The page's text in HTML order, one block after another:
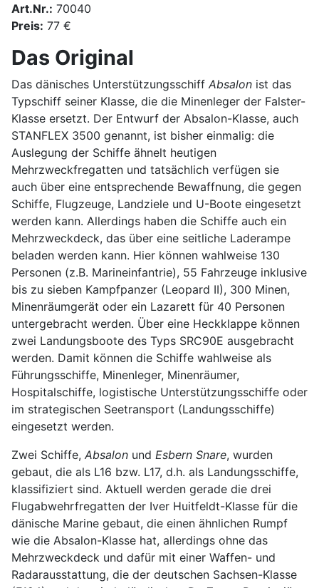
Art.Nr.: 70040
Preis: 77 €
Das Original
Das dänisches Unterstützungsschiff Absalon ist das
Typschiff seiner Klasse, die die Minenleger der Falster-
Klasse ersetzt. Der Entwurf der Absalon-Klasse, auch
STANFLEX 3500 genannt, ist bisher einmalig: die
Auslegung der Schiffe ähnelt heutigen
Mehrzweckfregatten und tatsächlich verfügen sie
auch über eine entsprechende Bewaffnung, die gegen
Schiffe, Flugzeuge, Landziele und U-Boote eingesetzt
werden kann. Allerdings haben die Schiffe auch ein
Mehrzweckdeck, das über eine seitliche Laderampe
beladen werden kann. Hier können wahlweise 130
Personen (z.B. Marineinfantrie), 55 Fahrzeuge inklusive
bis zu sieben Kampfpanzer (Leopard II), 300 Minen,
Minenräumgerät oder ein Lazarett für 40 Personen
untergebracht werden. Über eine Heckklappe können
zwei Landungsboote des Typs SRC90E ausgebracht
werden. Damit können die Schiffe wahlweise als
Führungsschiffe, Minenleger, Minenräumer,
Hospitalschiffe, logistische Unterstützungsschiffe oder
im strategischen Seetransport (Landungsschiffe)
eingesetzt werden.
Zwei Schiffe, Absalon und Esbern Snare, wurden
gebaut, die als L16 bzw. L17, d.h. als Landungsschiffe,
klassifiziert sind. Aktuell werden gerade die drei
Flugabwehrfregatten der Iver Huitfeldt-Klasse für die
dänische Marine gebaut, die einen ähnlichen Rumpf
wie die Absalon-Klasse hat, allerdings ohne das
Mehrzweckdeck und dafür mit einer Waffen- und
Radarausstattung, die der deutschen Sachsen-Klasse